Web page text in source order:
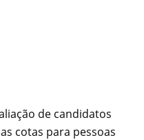
de candidatos
cotas para pessoas